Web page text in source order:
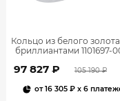
Кольцо из белого
бриллиантами 1101697-
97 827 ₽ 105 190 ₽
от16 305 ₽ x 6